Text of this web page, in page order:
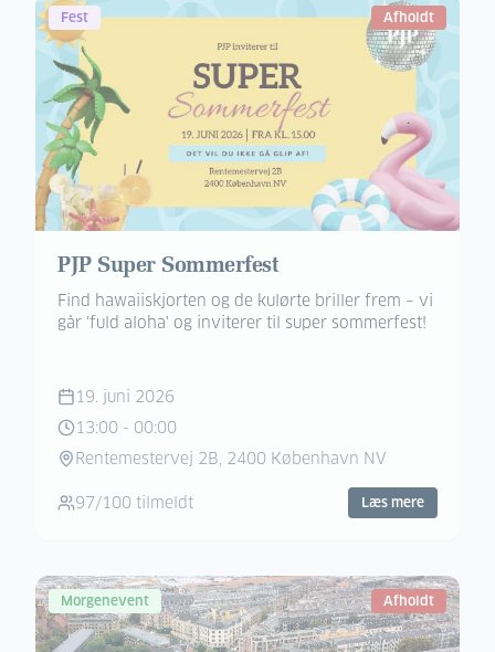
Fest Afholdt
PJP Super Sommerfest
Find hawaiiskjorten og de kulørte briller frem – vi
går 'fuld aloha' og inviterer til super sommerfest!
19. juni 2026
13:00 - 00:00
Rentemestervej 2B, 2400 København NV
97/100 tilmeldt Læs mere
Morgenevent Afholdt